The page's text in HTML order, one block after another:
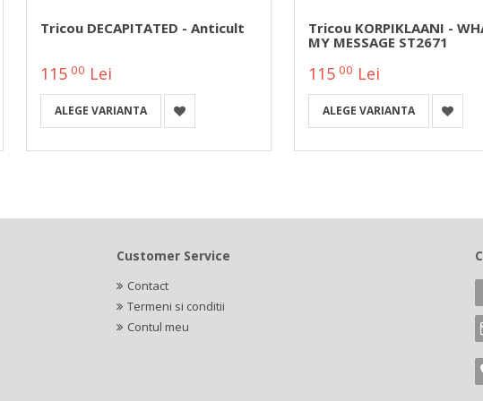
Tricou DECAPITATED - Anticult
115 00 Lei
ALEGE VARIANTA
Tricou KORPIKLAANI -
MY MESSAGE ST2671
115 00 Lei
ALEGE VARIANTA
Customer Service
Contact
Termeni si conditii
Contul meu